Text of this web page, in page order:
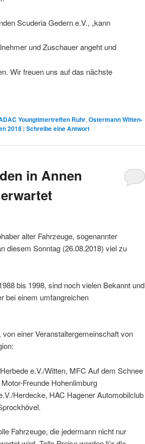
Scuderia Gedern e.V., „kann
und Zuschauer angeht und
Wir freuen uns auf das nächste
Youngtimertreffen Ruhr, Ostermann Witten-
2018 | Schreibe eine Antwort
in Annen
alter Fahrzeuge, sogenannter
diesem Sonntag (26.08.2018) viel zu
bis 1998, sind noch vielen Bekannt und
bei einem umfangreichen
einer Veranstaltergemeinschaft von
e.V./Witten, MFC Auf dem Schnee
Freunde Hohenlimburg
Herdecke, HAC Hagener Automobilclub
Fahrzeuge, die jedermann nicht nur